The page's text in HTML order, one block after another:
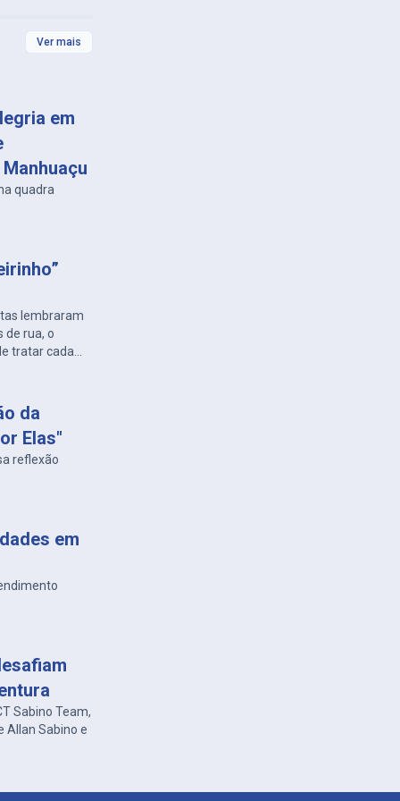
Ver mais
em
quadra
lembraram
de rua, o
tratar cada
da
Elas"
reflexão
em
Sabino Team,
Allan Sabino e